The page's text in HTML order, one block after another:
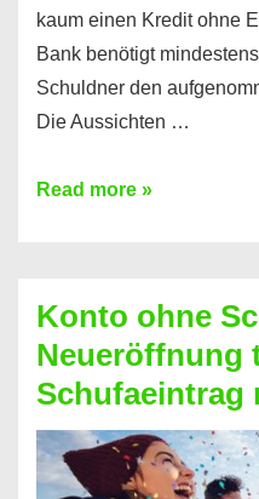
kaum einen Kredit ohne
Bank benötigt
Schuldner den
Die Aussichten …
Mit
Sie
einen
Kredit
ohne
Einkommensnachweis
Read more »
Konto ohne
Neueröffnung
Schufaeintrag